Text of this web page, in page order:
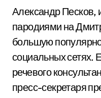
Александр Песков,
пародиями на
большую
социальных сетях.
речевого
пресс-секретаря